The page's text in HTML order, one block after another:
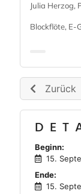
Julia Herzog,
Blockflöte, E-
Zurück
Beginn:
15.
Ende:
15.